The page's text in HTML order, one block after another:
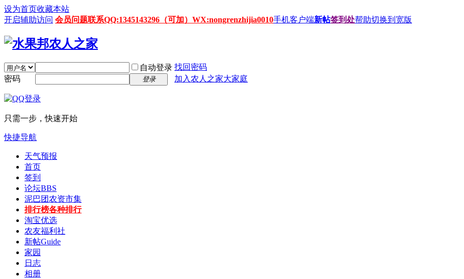
设为首页收藏本站
开启辅助访问 会员问题联系QQ:1345143296（可加）WX:nongrenzhijia0010手机客户端新帖签到处帮助切换到宽版
自动登录 找回密码
密码
登录 加入农人之家大家庭
只需一步，快速开始
快捷导航
天气预报
首页
签到
论坛BBS
泥巴团农资市集
排行榜各种排行
淘宝优选
农友福利社
新帖Guide
家园
日志
相册